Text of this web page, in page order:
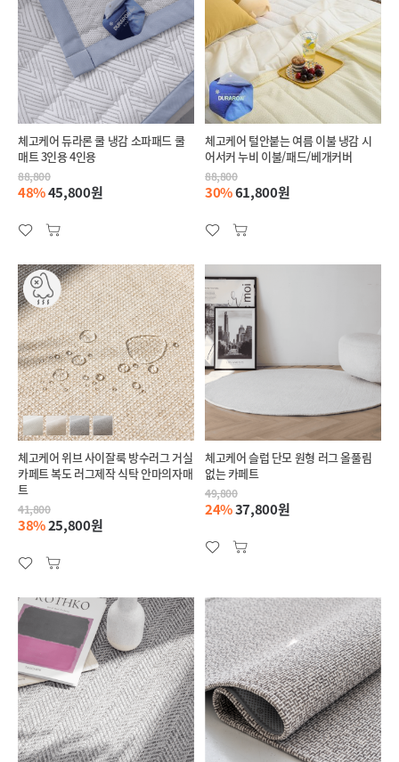
체고케어 듀라론 쿨 냉감 소파패드 쿨
매트 3인용 4인용
88,800
48%45,800원
체고케어 털안붙는 여름 이불 냉감 시
어서커 누비 이불/패드/베개커버
88,800
30%61,800원
체고케어 위브 사이잘룩 방수러그 거실
카페트 복도 러그제작 식탁 안마의자매
트
41,800
38%25,800원
체고케어 슬럽 단모 원형 러그 올풀림
없는 카페트
49,800
24%37,800원